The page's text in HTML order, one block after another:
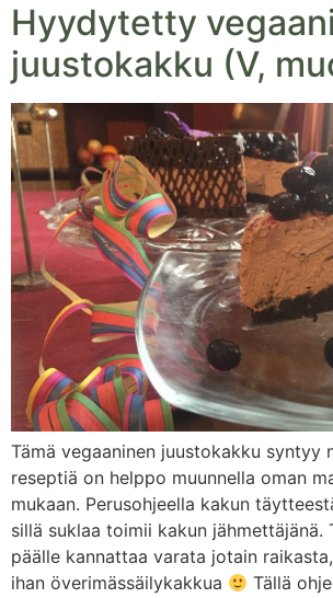
Hyydytetty
juustokakku (V,
Tämä vegaaninen juustokakku syntyy
reseptiä on helppo muunnella oman
mukaan. Perusohjeella kakun
sillä suklaa toimii kakun jähmettäjänä.
päälle kannattaa varata jotain
ihan överimässäilykakkua
Tällä